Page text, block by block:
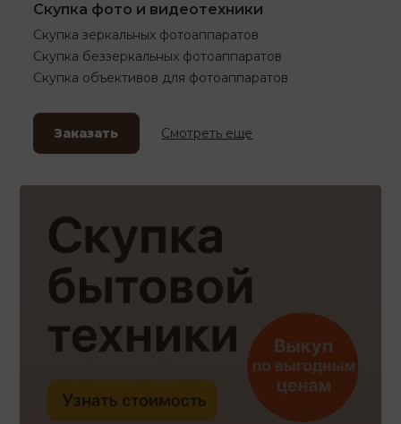
Скупка фото и видеотехники
Скупка зеркальных фотоаппаратов
Скупка беззеркальных фотоаппаратов
Скупка объективов для фотоаппаратов
Заказать Смотреть еще